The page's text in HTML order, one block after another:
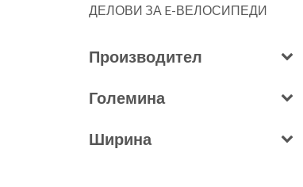
ДЕЛОВИ ЗА E-ВЕЛОСИПЕДИ
Производител
Големина
Ширина